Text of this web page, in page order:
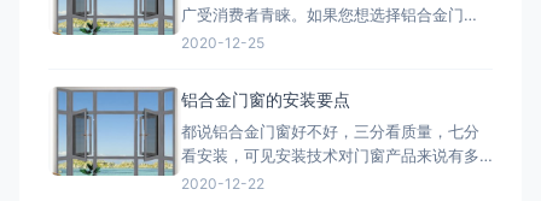
艺的推行，必须有良好的生
广受消费者青睐。如果您想选择铝合金门
窗，最好先了解一下铝合金门窗开启形式、
会影响您日后几十年的生活品质。 市面上的
门窗除了常见的木质材料加工制作而成的木
质门窗以外，更为常见的是类似下文
2020-12-25
铝合金门窗的安装要点
都说铝合金门窗好不好，三分看质量，七分
看安装，可见安装技术对门窗产品来说有多
重要。下面小编来和大家简单说一下铝合金
2020-12-22